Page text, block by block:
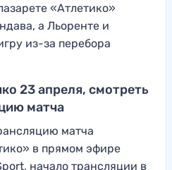
«Атлетико»
а Льоренте и
из-за перебора
23 апреля, смотреть
матча
матча
в прямом эфире
начало трансляции в